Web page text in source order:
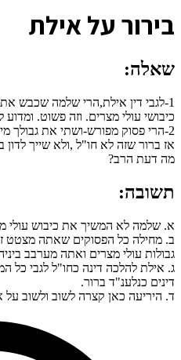
בירור על אילת
שאלה:
1-לגבי דין אילת,הרי שלמה שכבש
כיבושי עולי מצרים. וזה פשוט.
2-הרי פסוק מפורש-ושתי את גבולך מים סוף עד ים פלשתים.
אז ברור שזה לא חו"ל ,ולא שייך
מה דעת הרב?
תשובה:
א. שלמה לא המשיך את כיבוש עולי
ב. מחילה כל הפסוקים שאתה מצטט
גבולות עולי מצרים ואתה מערבב
ג. אילת להלכה דינה כחו"ל לגבי כל
דינים כנלענ"ד ברור.
ד. היריעה כאן קצרה לשוב ולשוב